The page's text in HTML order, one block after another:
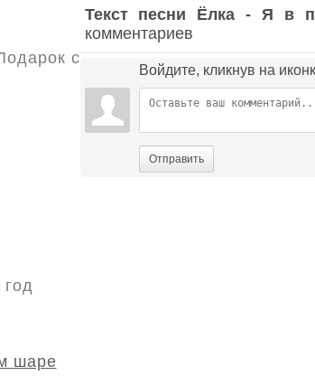
Текст песни Ёлка - Я в
комментариев
Войдите, кликнув на
Отправить
с
шаре